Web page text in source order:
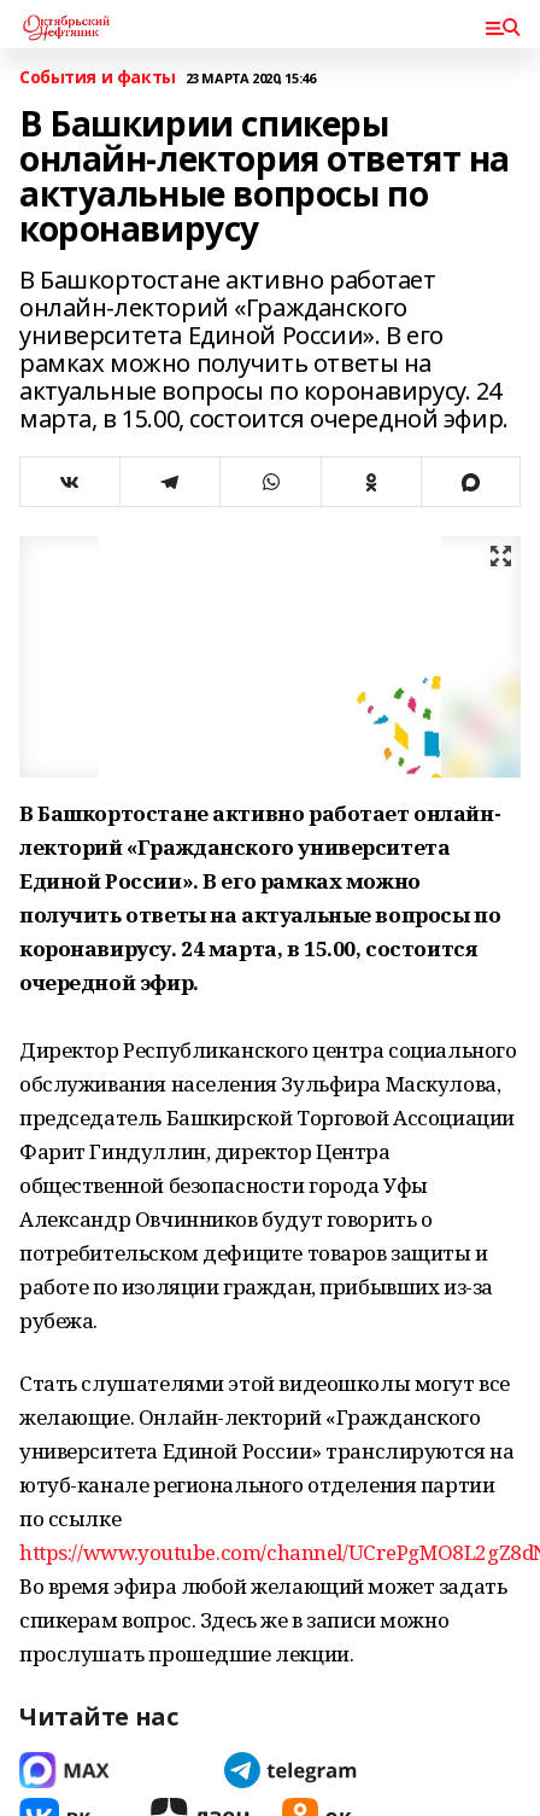
События и факты 23 МАРТА 2020, 15:46
В Башкирии спикеры
онлайн-лектория ответят на
актуальные вопросы по
коронавирусу
В Башкортостане активно работает
онлайн-лекторий «Гражданского
университета Единой России». В его
рамках можно получить ответы на
актуальные вопросы по коронавирусу. 24
марта, в 15.00, состоится очередной эфир.
В Башкортостане активно работает онлайн-
лекторий «Гражданского университета
Единой России». В его рамках можно
получить ответы на актуальные вопросы по
коронавирусу. 24 марта, в 15.00, состоится
очередной эфир.
Директор Республиканского центра социального
обслуживания населения Зульфира Маскулова,
председатель Башкирской Торговой Ассоциации
Фарит Гиндуллин, директор Центра
общественной безопасности города Уфы
Александр Овчинников будут говорить о
потребительском дефиците товаров защиты и
работе по изоляции граждан, прибывших из-за
рубежа.
Стать слушателями этой видеошколы могут все
желающие. Онлайн-лекторий «Гражданского
университета Единой России» транслируются на
ютуб-канале регионального отделения партии
по ссылке
https://www.youtube.com/channel/
Во время эфира любой желающий может задать
спикерам вопрос. Здесь же в записи можно
прослушать прошедшие лекции.
Читайте нас